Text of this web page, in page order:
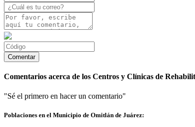
Comentarios acerca de los Centros y Clínicas de
"Sé el primero en hacer un comentario"
Poblaciones en el Municipio de Omitlán de Juárez: